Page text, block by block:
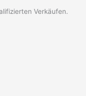
Verkäufen.